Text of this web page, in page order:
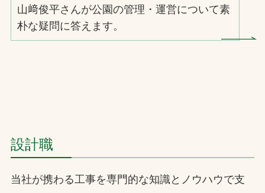
山﨑俊平さんが公園の管理・運営について素
朴な疑問に答えます。
設計職
当社が携わる工事を専門的な知識とノウハウで支